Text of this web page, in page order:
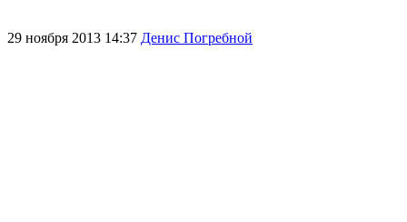
29 ноября 2013 14:37 Денис Погребной